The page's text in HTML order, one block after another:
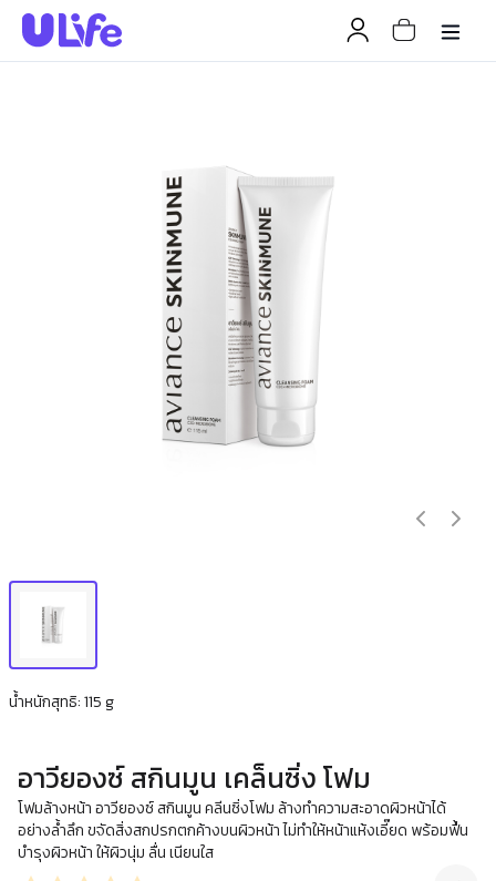
น้ำหนักสุทธิ: 115 g
อาวียองซ์ สกินมูน เคล็นซิ่ง โฟม
โฟมล้างหน้า อาวียองซ์ สกินมูน คลีนซิ่งโฟม ล้างทำความสะอาดผิวหน้าได้
อย่างล้ำลึก ขจัดสิ่งสกปรกตกค้างบนผิวหน้า ไม่ทำให้หน้าแห้งเอี๊ยด พร้อมฟื้น
บำรุงผิวหน้า ให้ผิวนุ่ม ลื่น เนียนใส